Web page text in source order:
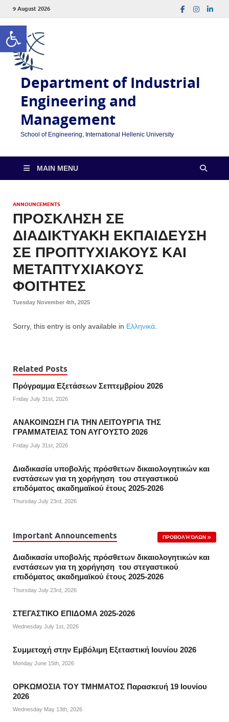
Open toolbar
9 August 2026
Department of Industrial
Engineering and
Management
School of Engineering, International Hellenic University
MAIN MENU
ANNOUNCEMENTS
ΠΡΟΣΚΛΗΣΗ ΣΕ
ΔΙΑΔΙΚΤΥΑΚΗ ΕΚΠΑΙΔΕΥΣΗ
ΣΕ ΠΡΟΠΤΥΧΙΑΚΟΥΣ ΚΑΙ
ΜΕΤΑΠΤΥΧΙΑΚΟΥΣ
ΦΟΙΤΗΤΕΣ
Tuesday November 4th, 2025
Sorry, this entry is only available in Ελληνικά
Related Posts
Πρόγραμμα Εξετάσεων Σεπτεμβρίου 2026
Friday July 31st, 2026
ΑΝΑΚΟΙΝΩΣΗ ΓΙΑ ΤΗΝ ΛΕΙΤΟΥΡΓΙΑ ΤΗΣ
ΓΡΑΜΜΑΤΕΙΑΣ ΤΟΝ ΑΥΓΟΥΣΤΟ 2026
Friday July 31st, 2026
Διαδικασία υποβολής πρόσθετων δικαιολογητικών και
ενστάσεων για τη χορήγηση του στεγαστικού
επιδόματος ακαδημαϊκού έτους 2025-2026
Thursday July 23rd, 2026
Important Announcements ΠΡΟΒΟΛΉ ΌΛΩΝ
Διαδικασία υποβολής πρόσθετων δικαιολογητικών και
ενστάσεων για τη χορήγηση του στεγαστικού
επιδόματος ακαδημαϊκού έτους 2025-2026
Thursday July 23rd, 2026
ΣΤΕΓΑΣΤΙΚΟ ΕΠΙΔΟΜΑ 2025-2026
Wednesday July 1st, 2026
Συμμετοχή στην Εμβόλιμη Εξεταστική Ιουνίου 2026
Monday June 15th, 2026
ΟΡΚΩΜΟΣΙΑ ΤΟΥ ΤΜΗΜΑΤΟΣ Παρασκευή 19 Ιουνίου
2026
Wednesday May 13th, 2026